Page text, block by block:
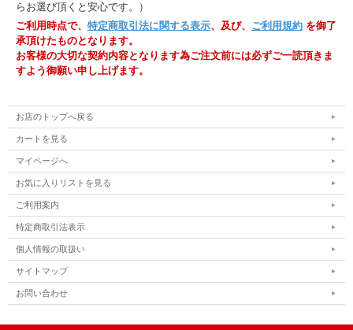
らお選び頂くと安心です。）
ご利用時点で、 特定商取引法に関する表示、及び、 ご利用規約 を御了
承頂けたものとなります。
お客様の大切な契約内容となります為ご注文前には必ずご一読頂きま
すよう御願い申し上げます。
お店のトップへ戻る
カートを見る
マイページへ
お気に入りリストを見る
ご利用案内
特定商取引法表示
個人情報の取扱い
サイトマップ
お問い合わせ